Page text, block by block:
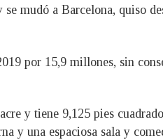
mudó a Barcelona, quiso
por 15,9 millones, sin
y tiene 9,125 pies
y una espaciosa sala y